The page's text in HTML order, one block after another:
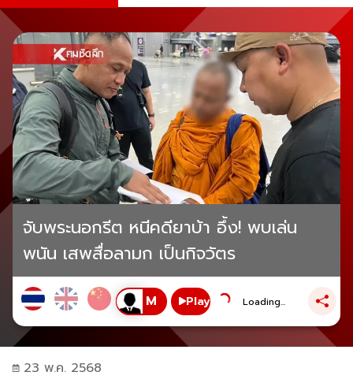
จับพระนอกรีต หนีคดียาบ้า อึ้ง! พบเล่น
พนัน เสพสื่อลามก เป็นกิจวัตร
Play Loading...
23 พ.ค. 2568